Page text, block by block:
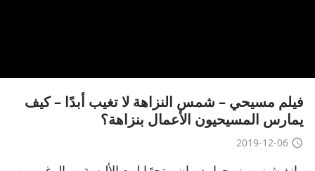
فيلم مسيحي – شمس النزاهة لا تغيب أبدًا – كيف
يمارس المسيحيون الأعمال بنزاهة؟
2019-12-06